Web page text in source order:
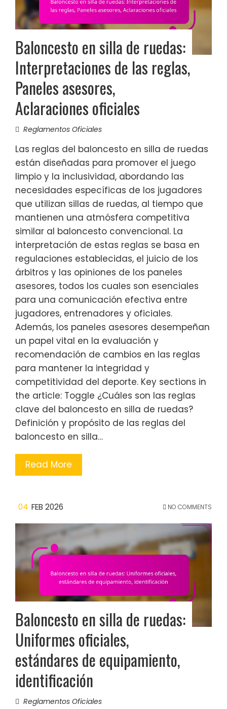
Baloncesto en silla de ruedas:
Interpretaciones de las reglas,
Paneles asesores,
Aclaraciones oficiales
Reglamentos Oficiales
Las reglas del baloncesto en silla de ruedas
están diseñadas para promover el juego
limpio y la inclusividad, abordando las
necesidades específicas de los jugadores
que utilizan sillas de ruedas, al tiempo que
mantienen una atmósfera competitiva
similar al baloncesto convencional. La
interpretación de estas reglas se basa en
regulaciones establecidas, el juicio de los
árbitros y las opiniones de los paneles
asesores, todos los cuales son esenciales
para una comunicación efectiva entre
jugadores, entrenadores y oficiales.
Además, los paneles asesores desempeñan
un papel vital en la evaluación y
recomendación de cambios en las reglas
para mantener la integridad y
competitividad del deporte. Key sections in
the article: Toggle ¿Cuáles son las reglas
clave del baloncesto en silla de ruedas?
Definición y propósito de las reglas del
baloncesto en silla…
Read More
04 FEB 2026 NO COMMENTS
Baloncesto en silla de ruedas:
Uniformes oficiales,
estándares de equipamiento,
identificación
Reglamentos Oficiales